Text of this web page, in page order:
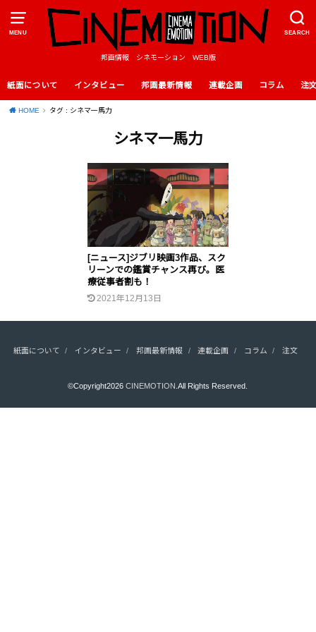
MENU SEARCH
邦画情報 シネモーション WEB版
紙面について インタビュー 邦画最新情報 連載企画 コラム 注
HOME タグ : シネマ一馬力
シネマ一馬力
[ニュース]ジブリ映画3作品、スク
リーンでの鑑賞チャンス再び。医
療従事者割も！
2021年12月13日
紙面について インタビュー 邦画最新情報 連載企画 コラム 注文
©Copyright2026CINEMOTION .All Rights Reserved.